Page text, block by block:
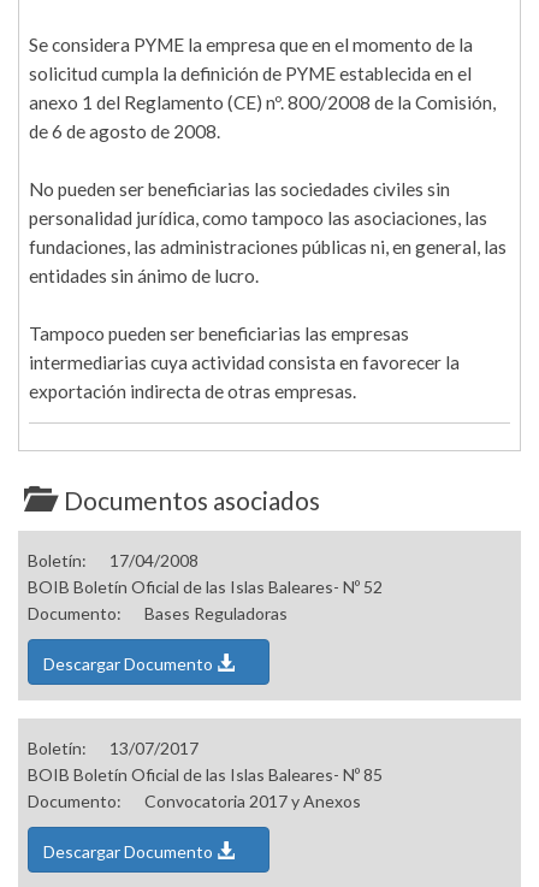
Se considera PYME la empresa que en el momento de la
solicitud cumpla la definición de PYME establecida en el
anexo 1 del Reglamento (CE) nº. 800/2008 de la Comisión,
de 6 de agosto de 2008.
No pueden ser beneficiarias las sociedades civiles sin
personalidad jurídica, como tampoco las asociaciones, las
fundaciones, las administraciones públicas ni, en general, las
entidades sin ánimo de lucro.
Tampoco pueden ser beneficiarias las empresas
intermediarias cuya actividad consista en favorecer la
exportación indirecta de otras empresas.
Documentos asociados
Boletín:
17/04/2008
BOIB Boletín Oficial de las Islas Baleares- Nº 52
Documento:
Bases Reguladoras
Descargar Documento
Boletín:
13/07/2017
BOIB Boletín Oficial de las Islas Baleares- Nº 85
Documento:
Convocatoria 2017 y Anexos
Descargar Documento